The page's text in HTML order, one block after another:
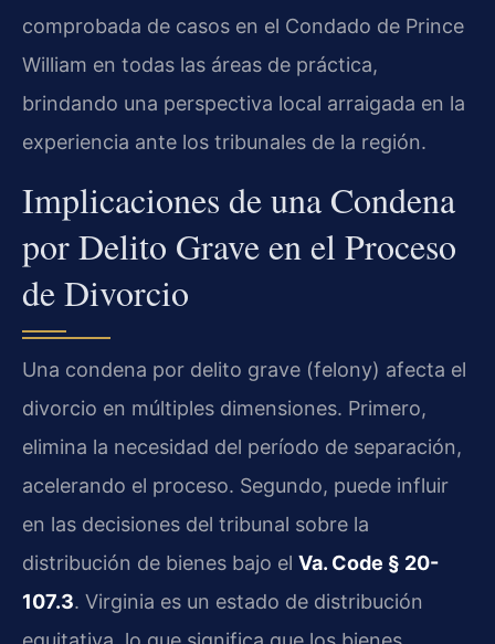
comprobada de casos en el Condado de Prince
William en todas las áreas de práctica,
brindando una perspectiva local arraigada en la
experiencia ante los tribunales de la región.
Implicaciones de una Condena
por Delito Grave en el Proceso
de Divorcio
Una condena por delito grave (felony) afecta el
divorcio en múltiples dimensiones. Primero,
elimina la necesidad del período de separación,
acelerando el proceso. Segundo, puede influir
en las decisiones del tribunal sobre la
distribución de bienes bajo el Va. Code § 20-
107.3. Virginia es un estado de distribución